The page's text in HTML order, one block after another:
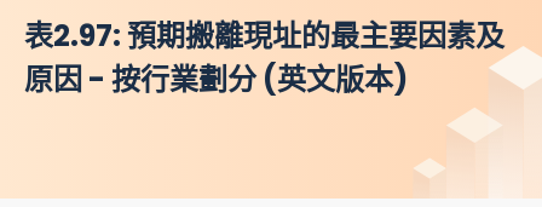
表2.97: 預期搬離現址的最主要因素及
原因 - 按行業劃分 (英文版本)